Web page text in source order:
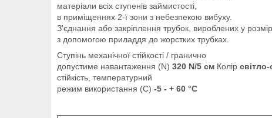
матеріали всіх ступенів займистості,
в приміщеннях 2-ї зони з небезпекою вибуху.
З'єднання або закріплення трубок, вироблених у
з допомогою приладдя до жорстких трубках.
Ступінь механічної стійкості / гранично
допустиме навантаження (N) 320 N/5 см Колір
стійкість, температурний
режим використання (С) -5 - + 60 °C